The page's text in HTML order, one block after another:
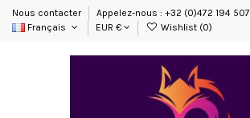
Nous contacter
Appelez-nous : +32 (0)472 194 507
Français
EUR € Wishlist (0)